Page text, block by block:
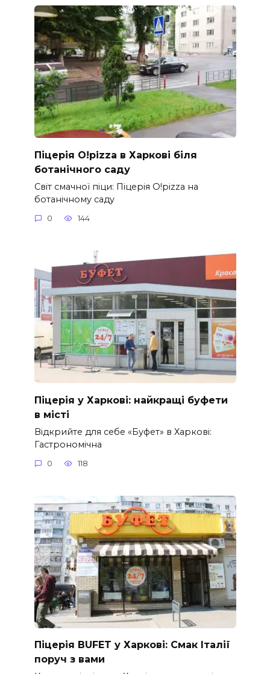
Піцерія O!pizza в Харкові біля
ботанічного саду
Світ смачної піци: Піцерія O!pizza на
ботанічному саду
0 144
Піцерія у Харкові: найкращі буфети
в місті
Відкрийте для себе «Буфет» в Харкові:
Гастрономічна
0 118
Піцерія BUFET у Харкові: Смак Італії
поруч з вами